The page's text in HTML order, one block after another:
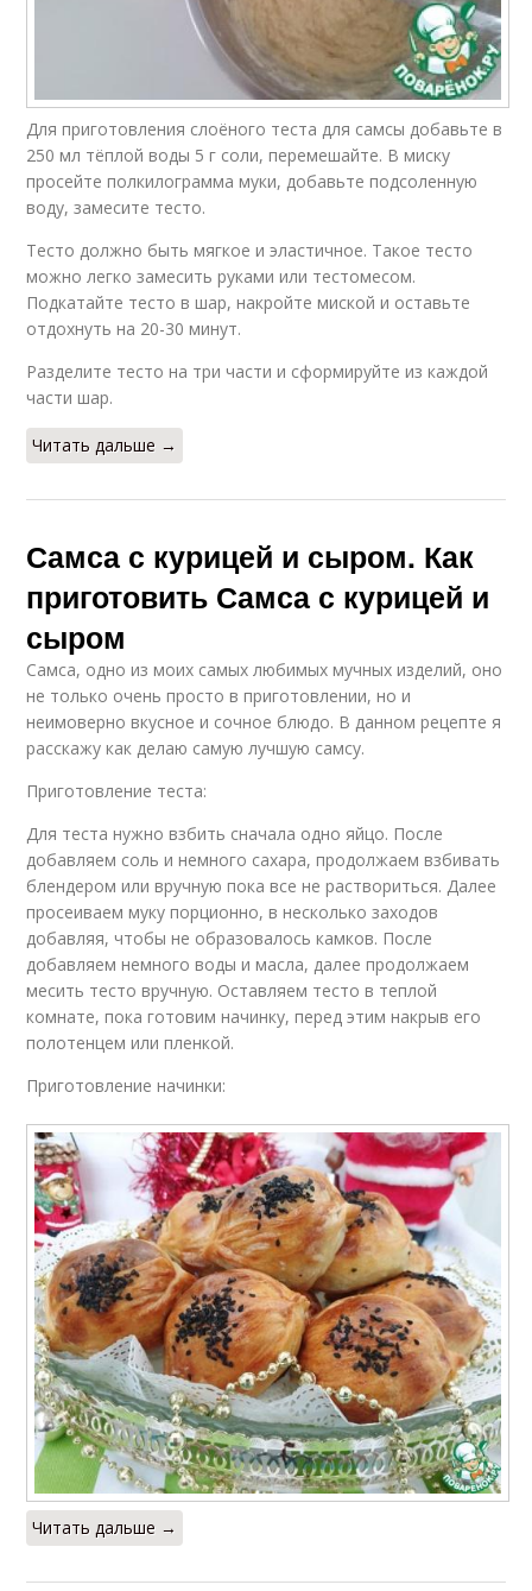
Для приготовления слоёного теста для самсы добавьте в
250 мл тёплой воды 5 г соли, перемешайте. В миску
просейте полкилограмма муки, добавьте подсоленную
воду, замесите тесто.
Тесто должно быть мягкое и эластичное. Такое тесто
можно легко замесить руками или тестомесом.
Подкатайте тесто в шар, накройте миской и оставьте
отдохнуть на 20-30 минут.
Разделите тесто на три части и сформируйте из каждой
части шар.
Читать дальше →
Самса с курицей и сыром. Как
приготовить Самса с курицей и
сыром
Самса, одно из моих самых любимых мучных изделий, оно
не только очень просто в приготовлении, но и
неимоверно вкусное и сочное блюдо. В данном рецепте я
расскажу как делаю самую лучшую самсу.
Приготовление теста:
Для теста нужно взбить сначала одно яйцо. После
добавляем соль и немного сахара, продолжаем взбивать
блендером или вручную пока все не раствориться. Далее
просеиваем муку порционно, в несколько заходов
добавляя, чтобы не образовалось камков. После
добавляем немного воды и масла, далее продолжаем
месить тесто вручную. Оставляем тесто в теплой
комнате, пока готовим начинку, перед этим накрыв его
полотенцем или пленкой.
Приготовление начинки:
Читать дальше →